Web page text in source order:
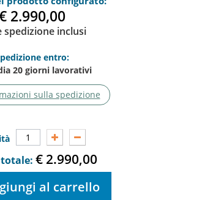
2.990,0
spedizione inclusi
entro:
20 giorni lavorativi
sulla spedizione
totale: € 2.990,0
al carrello